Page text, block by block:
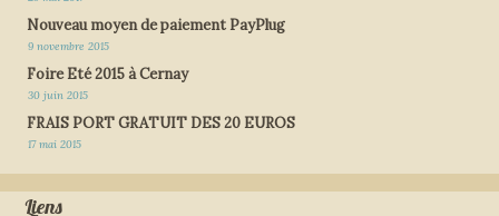
Nouveau moyen de paiement PayPlug
9 novembre 2015
Foire Eté 2015 à Cernay
30 juin 2015
FRAIS PORT GRATUIT DES 20 EUROS
17 mai 2015
Liens